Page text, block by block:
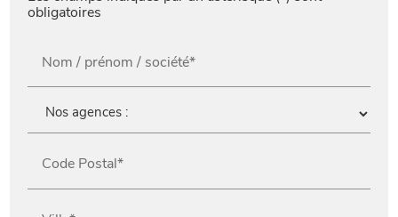
obligatoires
Nom / prénom / société*
Code Postal*